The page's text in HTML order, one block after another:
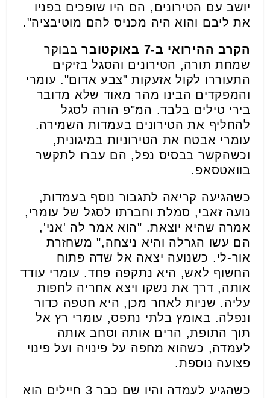
יושב עם הטירונים, הם היו שופכים בפניו
את ליבם והוא היה מכניס להם מוטיבציה".
הקרב ההירואי ב-7 באוקטובר
בבוקר
שמחת תורה, הטירונים והסגל בזיקים
התעוררו לקול אזעקות "צבע אדום". עומרי
והמפקדים הבינו מהר מאוד שלא מדובר
בירי טילים בלבד. המ"פ הורה לסגל
להחליף את הטירונים בעמדות השמירה.
עומרי אבטח את הטירוניות במיגונית,
וכשהקשר בבסיס נפל, הם עברו לתקשר
בוואטסאפ.
כשהגיעה קריאה לתגבור נוסף בעמדות,
נועה זאבי, סמלת וחברתו לסגל של עומרי,
אמרה שהיא יוצאת. "הוא אמר לה 'אני',
הם עשו הגרלה והיא ניצחה," משחזרת
אור-לי. כשנועה יצאה אל שדה פתוח
החשוף לאש, היא נתקפה פחד. עומרי עודד
אותה, דרך את נשקו ויצא אחריה לחפות
עליה. שניות לאחר מכן, היא חטפה כדור
ונפלה. באומץ בלתי נתפס, עומרי רץ אל
תוך התופת, הרים אותה וסחב אותה
לעמדה, כשהוא מחפה על פינויה ועל פינוי
פצועה נוספת.
כשהגיע לעמדה והיו שם כבר 3 חיילים הוא